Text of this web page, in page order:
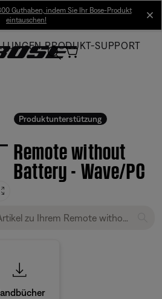
Guthaben, indem Sie Ihr Bose-Produkt
eintauschen!
PRODUKT-SUPPORT
Produktunterstützung
Remote without
Battery - Wave/PC